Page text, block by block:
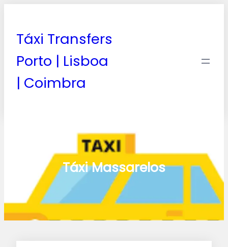
Táxi Transfers
Porto | Lisboa
| Coimbra
Táxi Massarelos